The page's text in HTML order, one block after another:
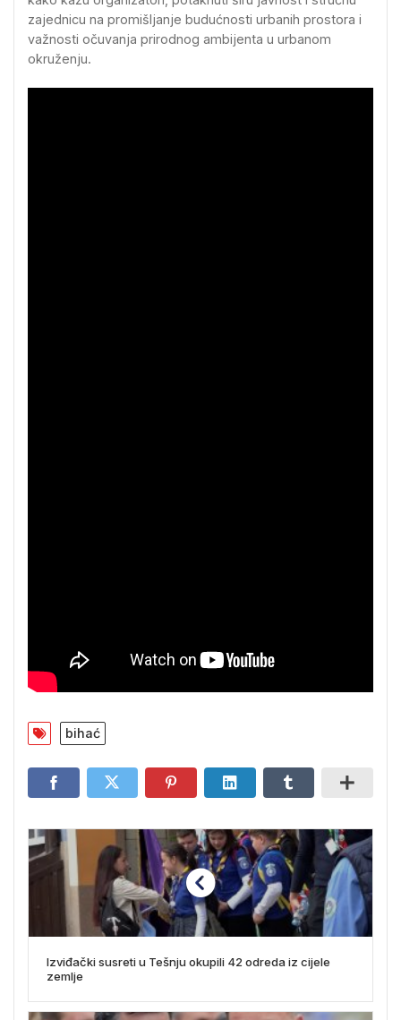
zajednicu na promišljanje budućnosti urbanih prostora i
važnosti očuvanja prirodnog ambijenta u urbanom
okruženju.
bihać
Izviđački susreti u Tešnju okupili 42 odreda iz cijele
zemlje